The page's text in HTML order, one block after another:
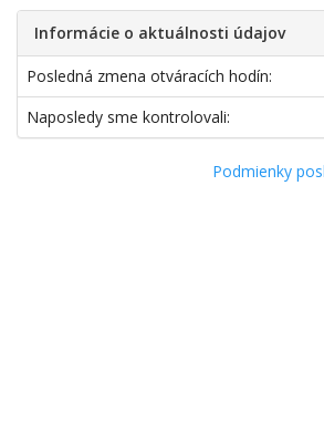
Informácie o aktuálnosti údajov
Posledná zmena otváracích hodín:
Naposledy sme kontrolovali:
Podmienky